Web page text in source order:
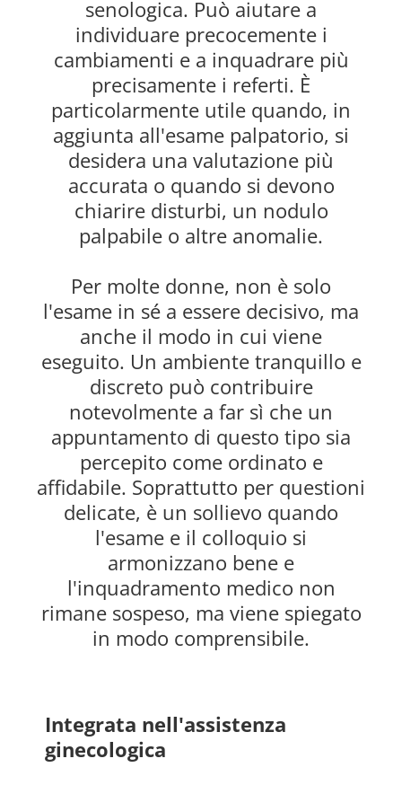
senologica. Può aiutare a
individuare precocemente i
cambiamenti e a inquadrare più
precisamente i referti. È
particolarmente utile quando, in
aggiunta all'esame palpatorio, si
desidera una valutazione più
accurata o quando si devono
chiarire disturbi, un nodulo
palpabile o altre anomalie.
Per molte donne, non è solo
l'esame in sé a essere decisivo, ma
anche il modo in cui viene
eseguito. Un ambiente tranquillo e
discreto può contribuire
notevolmente a far sì che un
appuntamento di questo tipo sia
percepito come ordinato e
affidabile. Soprattutto per questioni
delicate, è un sollievo quando
l'esame e il colloquio si
armonizzano bene e
l'inquadramento medico non
rimane sospeso, ma viene spiegato
in modo comprensibile.
Integrata nell'assistenza
ginecologica